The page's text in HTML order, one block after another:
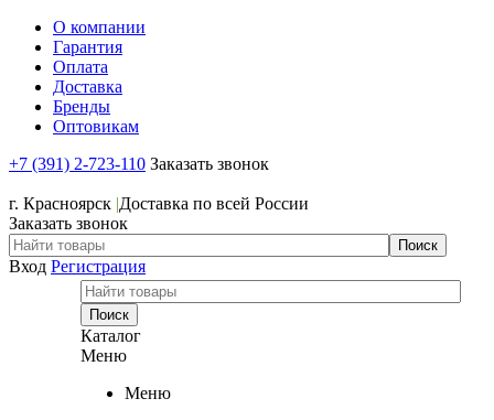
О компании
Гарантия
Оплата
Доставка
Бренды
Оптовикам
+7 (391) 2-723-110 Заказать звонок
г. Красноярск |Доставка по всей России
Заказать звонок
Вход Регистрация
Каталог
Меню
Меню